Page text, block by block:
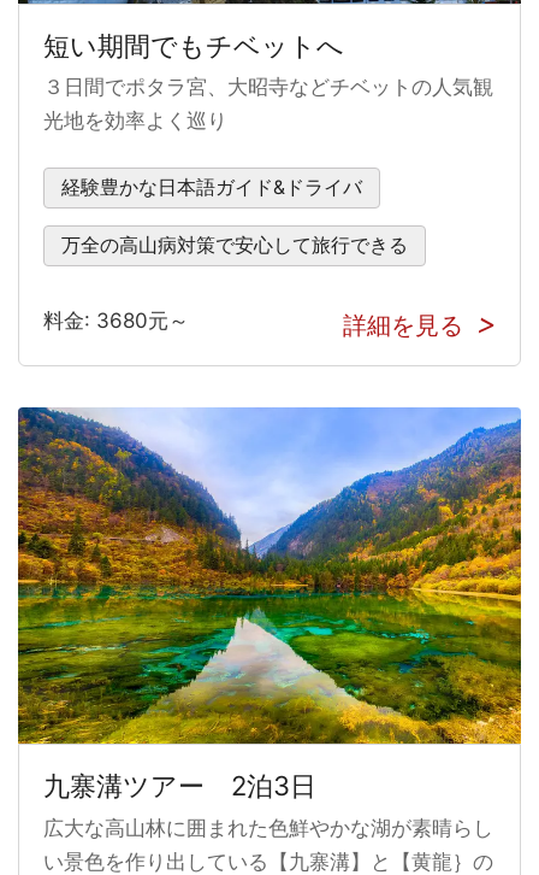
短い期間でもチベットへ
３日間でポタラ宮、大昭寺などチベットの人気観
光地を効率よく巡り
経験豊かな日本語ガイド&ドライバ
万全の高山病対策で安心して旅行できる
料金: 3680元～ 詳細を見る
九寨溝ツアー 2泊3日
広大な高山林に囲まれた色鮮やかな湖が素晴らし
い景色を作り出している【九寨溝】と【黄龍｝の